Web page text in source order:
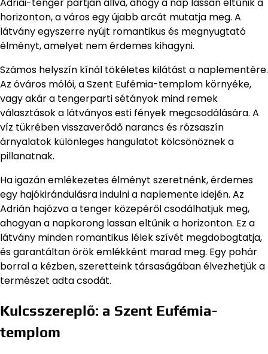
horizonton, a város egy újabb arcát mutatja meg. A
látvány egyszerre nyújt romantikus és megnyugtató
élményt, amelyet nem érdemes kihagyni.
Számos helyszín kínál tökéletes kilátást a naplementére.
Az óváros mólói, a Szent Eufémia-templom környéke,
vagy akár a tengerparti sétányok mind remek
választások a látványos esti fények megcsodálására. A
víz tükrében visszaverődő narancs és rózsaszín
árnyalatok különleges hangulatot kölcsönöznek a
pillanatnak.
Ha igazán emlékezetes élményt szeretnénk, érdemes
egy hajókirándulásra indulni a naplemente idején. Az
Adrián hajózva a tenger közepéről csodálhatjuk meg,
ahogyan a napkorong lassan eltűnik a horizonton. Ez a
látvány minden romantikus lélek szívét megdobogtatja,
és garantáltan örök emlékként marad meg. Egy pohár
borral a kézben, szeretteink társaságában élvezhetjük a
természet adta csodát.
Kulcsszereplő: a Szent Eufémia-
templom